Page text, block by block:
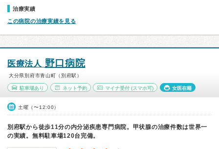
治療実績
この病院の治療実績を見る
医療法人 野口病院
大分県別府市青山町（別府駅）
駐車場あり ネット予約 マイナ受付 (スマホ可) 女医在籍
土曜（〜12:00）
別府駅から徒歩11分の内分泌疾患専門病院。甲状腺の治療件数は世界一
の実績。無料駐車場120台完備。